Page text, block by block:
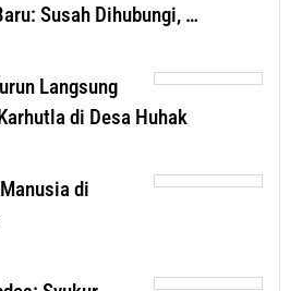
Susah Dihubungi, …
Langsung
di Desa Huhak
di